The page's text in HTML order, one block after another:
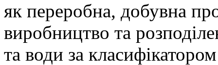
як переробна, добувна
виробництво та
та води за